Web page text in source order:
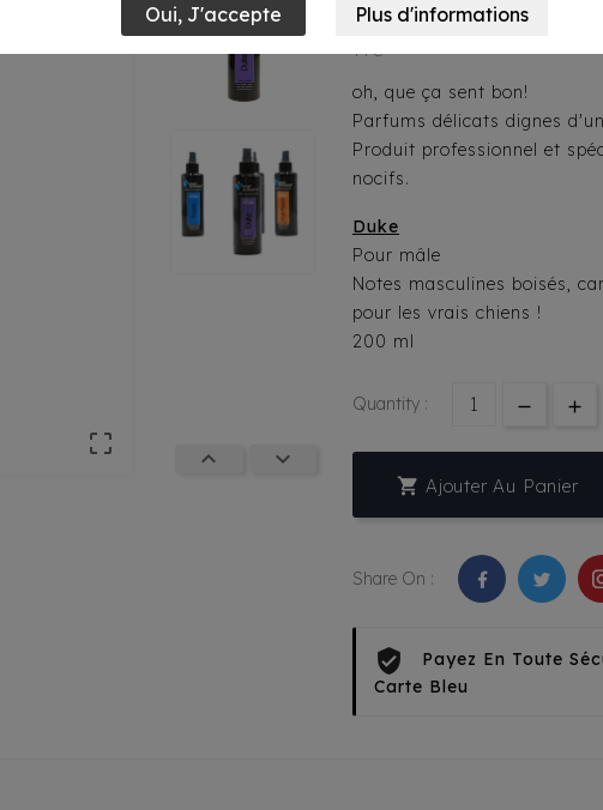

 
18,25 €
TTC
oh, que ça sent bon!
Parfums délicats dignes
Produit professionnel et
nocifs.
Duke
Pour mâle
Notes masculines boisés,
pour les vrais chiens !
200 ml
Quantity :
 Ajouter Au Panier
Share On :
Payez En Toute
Carte Bleu